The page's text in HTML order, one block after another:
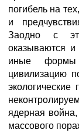
погибель на
и
Заодно с
оказываются
иные формы
цивилизацию
экологические
ядерная
массового